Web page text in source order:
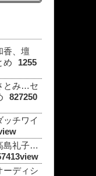
香、壇
め
1255
とみ…セ
827250
ッチワイ
島礼子…
ーディシ